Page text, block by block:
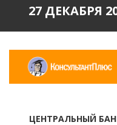
27 ДЕКАБРЯ
ЦЕНТРАЛЬНЫЙ